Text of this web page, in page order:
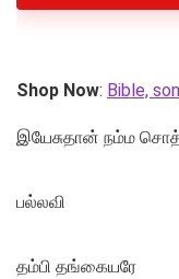
Shop Now: Bible,
இயேசுதான் நம்ம
பல்லவி
தம்பி தங்கையரே